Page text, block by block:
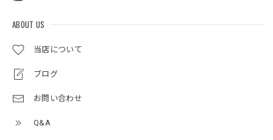
ABOUT US
当店について
ブログ
お問い合わせ
Q&A